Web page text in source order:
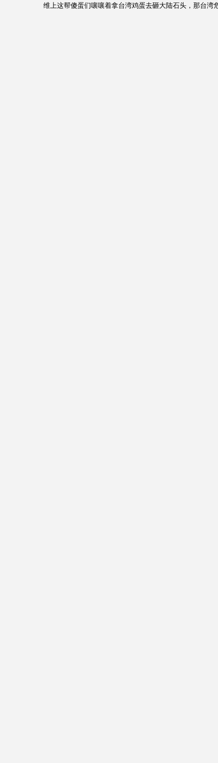
维上这帮傻蛋们嚷嚷着拿台湾鸡蛋去砸大陆石头，那台湾